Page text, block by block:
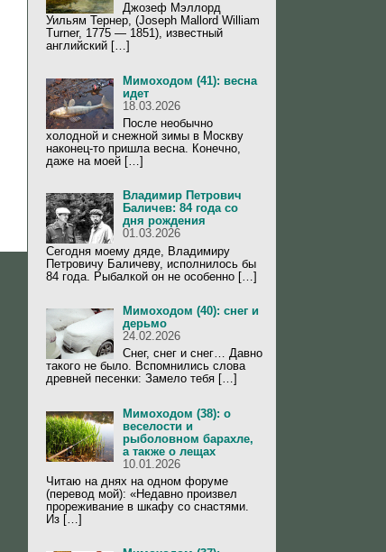
Джозеф Мэллорд
Уильям Тернер, (Joseph Mallord William
Turner, 1775 — 1851), известный
английский […]
Мимоходом (41): весна
идет
18.03.2026
После необычно
холодной и снежной зимы в Москву
наконец-то пришла весна. Конечно,
даже на моей […]
Владимир Петрович
Баличев: 84 года со
дня рождения
01.03.2026
Сегодня моему дяде, Владимиру
Петровичу Баличеву, исполнилось бы
84 года. Рыбалкой он не особенно […]
Мимоходом (40): снег и
дерьмо
24.02.2026
Снег, снег и снег… Давно
такого не было. Вспомнились слова
древней песенки: Замело тебя […]
Мимоходом (38): о
веселости и
рыболовном барахле,
а также о лещах
10.01.2026
Читаю на днях на одном форуме
(перевод мой): «Недавно произвел
прореживание в шкафу со снастями.
Из […]